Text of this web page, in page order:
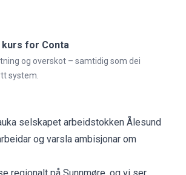
for Conta
og overskot – samtidig som dei
system.
selskapet arbeidstokken Ålesund
og varsla ambisjonar om